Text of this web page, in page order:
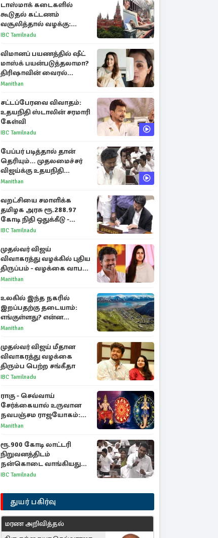
டாஸ்மாக் கடைகளில்
கூடுதல் கட்டணம்
வசூலித்தால் வழக்கு:
சென்னை உயர்நீதிமன்றம்
IBC Tamilnadu
விமானப் பயணத்தில் ஷீட்
மாஸ்க் பயன்படுத்தலாமா?
திரிஷாவின் வைரல்
செல்ஃபிக்கு மருத்துவர்
Manithan
சட்டப்பேரவை விவாதம்:
உதயநிதி ஸ்டாலின் சரமாரி
கேள்வி
IBC Tamilnadu
பேப்பர் படித்தால் தான்
தெரியும்... முதலமைச்சர்
விஜய்க்கு உதயநிதி
ஸ்டாலின் பதிலடி
Manithan
வறட்சியை சமாளிக்க
தமிழக அரசு ரூ.288.97
கோடி நிதி ஒதுக்கீடு -
வெளியான அரசாணை
IBC Tamilnadu
முதல்வர் விஜய்
விவாகரத்து வழக்கில் புதிய
திருப்பம் - வழக்கை வாபஸ்
பெற்ற சங்கீதா!
Manithan
உலகில் இந்த நகரில்
இறப்பதற்கு தடையாம்:
எங்குள்ளது? என்ன
காரணம் தெரியுமா?
Manithan
முதல்வர் விஜய் மீதான
விவாகரத்து வழக்கை
திரும்ப பெற்ற சங்கீதா
IBC Tamilnadu
ராகு - செவ்வாய்
சேர்க்கையால் உருவான
நவபஞ்சம ராஜயோகம்:
அதிர்ஷ்டம் பெறும் 3
Manithan
ரூ.900 கோடி லாட்டரி
நிறுவனத்திடம்
நன்கொடை வாங்கியது
ஏன்? உதயநிதி - ஆதவ்
IBC Tamilnadu
துயர் பகிர்வு
மரண அறிவித்தல்